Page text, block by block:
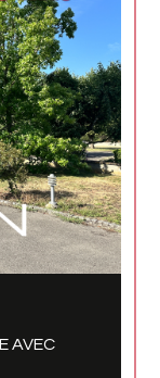
AVEC